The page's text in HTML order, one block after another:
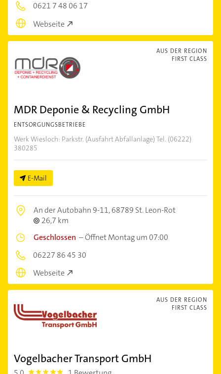
0621 7 48 06 17
Webseite
AUS DER REGION
FIRST CLASS
MDR Deponie & Recycling GmbH
ENTSORGUNGSBETRIEBE
Werk Wiesloch: Parkstr. (Ausfahrt Abfallanlage) Tel. (06222)
380285
E-Mail
An der Autobahn 9-11,68789 St. Leon-Rot
26,7 km
Geschlossen –Öffnet Montag um 07:00
06227 86 45 30
Webseite
AUS DER REGION
FIRST CLASS
Vogelbacher Transport GmbH